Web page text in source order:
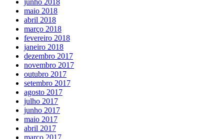
maio 2018
abril 2018
março 2018
fevereiro 2018
janeiro 2018
dezembro 2017
novembro 2017
outubro 2017
setembro 2017
agosto 2017
julho 2017
junho 2017
maio 2017
abril 2017
março 2017